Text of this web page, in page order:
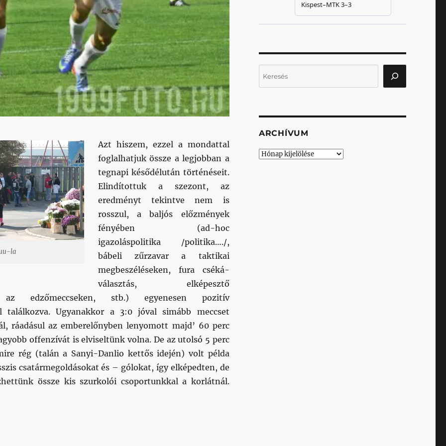
la
Azt hiszem, ezzel a mondattal
foglalhatjuk össze a legjobban a
tegnapi késődélután történéseit.
Elindítottuk a szezont, az
eredményt tekintve nem is
rosszul, a baljós előzmények
fényében (ad-hoc
igazoláspolitika /politika…./,
bábeli zűrzavar a taktikai
megbeszéléseken, fura cséká-
választás, elképesztő
az edzőmeccseken, stb.) egyenesen pozitív
találkozva. Ugyanakkor a 3:0 jóval simább meccset
ráadásul az emberelőnyben lenyomott majd’ 60 perc
offenzívát is elviseltünk volna. De az utolsó 5 perc
rég (talán a Sanyi-Danlio kettős idején) volt példa
csatármegoldásokat és – gólokat, így elképedten, de
össze kis szurkolói csoportunkkal a korlátnál.
a 3 góltól, de vannak csatáraink”
ARCHÍVUM
Archívum